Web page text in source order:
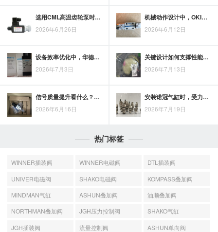
选用CML高温齿轮泵时，先看影响效率的工况参数
2026年6月26日
机械动作设计中，OKINA旋转气缸的技术要点与应用价值
2026年6月12日
设备效率优化中，华德液压阀的选型价值与应用思路
2026年7月3日
关键设计如何支撑性能表现？华德液压阀的技术优势解析
2026年7月13日
信号质量提升看什么？WINNER比例放大器的输入调理与控制匹配
2026年6月16日
安装诺冠气缸时，受力方向、气口位置与缓冲调节的检查要点
2026年7月19日
热门标签
WINNER插装阀 WINNER电磁阀
DTL插装阀
UNIVER电磁阀
SHAKO电磁阀
KOMPASS叠加阀
MINDMAN气缸
ASHUN叠加阀
油顺叠加阀
NORTHMAN叠加阀
JGH压力控制阀
SHAKO气缸
JGH插装阀
流量控制阀
ASHUN单向阀